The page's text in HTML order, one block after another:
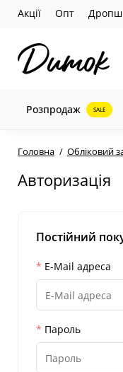
Акції Опт
Розпродаж SALE
Головна Обліковий
Авторизація
Постійний
E-Mail адреса
Пароль